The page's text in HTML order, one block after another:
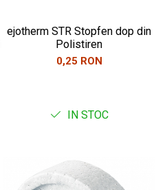
ejotherm STR Stopfen dop din
Polistiren
0,25 RON
IN STOC